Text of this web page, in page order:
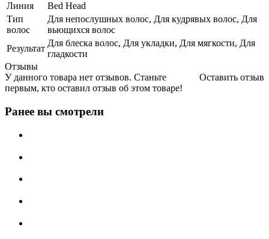
Линия
Bed Head
Тип
волос
Для непослушных волос, Для кудрявых волос, Для
вьющихся волос
Результат
Для блеска волос, Для укладки, Для мягкости, Для
гладкости
Отзывы
Оставить отзыв
У данного товара нет отзывов. Станьте
первым, кто оставил отзыв об этом товаре!
Ранее вы смотрели